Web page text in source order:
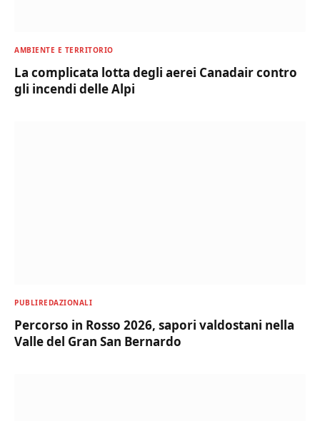
AMBIENTE E TERRITORIO
La complicata lotta degli aerei Canadair contro
gli incendi delle Alpi
PUBLIREDAZIONALI
Percorso in Rosso 2026, sapori valdostani nella
Valle del Gran San Bernardo